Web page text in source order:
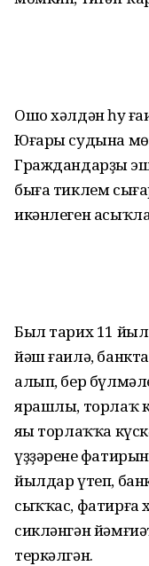
Ошо хәлдән һуң
Юғары судына
Граждандарҙың
быға тиклем
икәнлеген
Был тарих 11
йәш ғаилә,
алып, бер
ярашлы, торлаҡ
яңы торлаҡҡа
үҙҙәренең
йылдар үтеп,
сыҡҡас, фатирға
сикләнгән
теркәлгән.